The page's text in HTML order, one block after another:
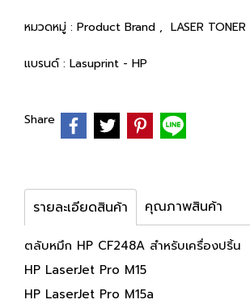
หมวดหมู่ : Product Brand , LASER TONER
แบรนด์ : Lasuprint - HP
Share
รายละเอียดสินค้า คุณภาพสินค้า
ตลับหมึก HP CF248A สำหรับเครื่องปริ้น
HP LaserJet Pro M15
HP LaserJet Pro M15a